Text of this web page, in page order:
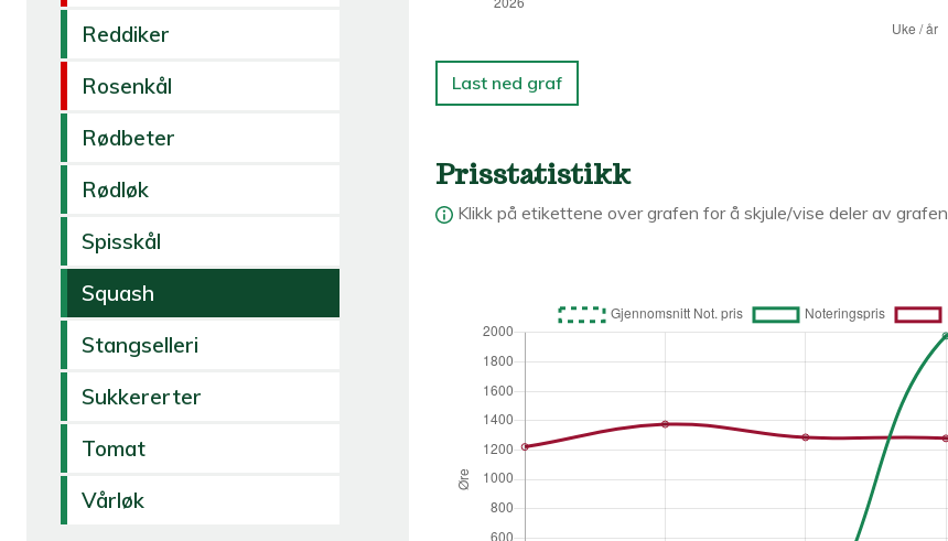
Reddiker
Rosenkål
Rødbeter
Rødløk
Spisskål
Squash
Stangselleri
Sukkererter
Tomat
Vårløk
Last ned graf
Prisstatistikk
Klikk på etikettene over grafen for å skjule/vise deler av grafen.